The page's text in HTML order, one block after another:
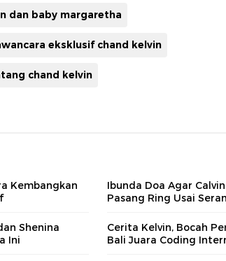
dan baby margaretha
eksklusif chand kelvin
chand kelvin
Kembangkan
Ibunda Doa Agar
Pasang Ring Usai
Shenina
Ini
Cerita Kelvin, Bocah
Bali Juara Coding